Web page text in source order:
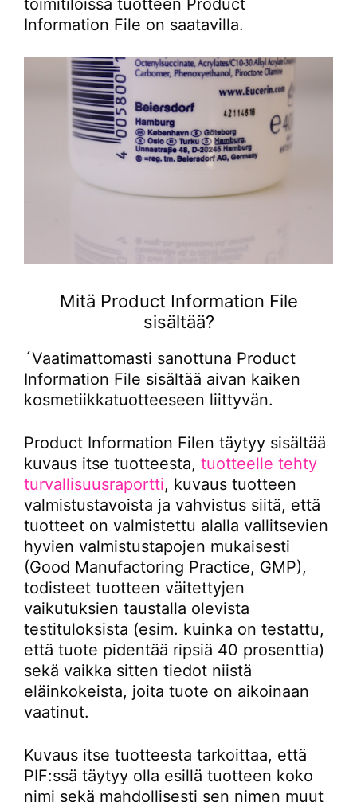
toimitiloissa tuotteen Product
Information File on saatavilla.
Mitä Product Information File
sisältää?
´Vaatimattomasti sanottuna Product
Information File sisältää aivan kaiken
kosmetiikkatuotteeseen liittyvän.
Product Information Filen täytyy sisältää
kuvaus itse tuotteesta, tuotteelle tehty
turvallisuusraportti, kuvaus tuotteen
valmistustavoista ja vahvistus siitä, että
tuotteet on valmistettu alalla vallitsevien
hyvien valmistustapojen mukaisesti
(Good Manufactoring Practice, GMP),
todisteet tuotteen väitettyjen
vaikutuksien taustalla olevista
testituloksista (esim. kuinka on testattu,
että tuote pidentää ripsiä 40 prosenttia)
sekä vaikka sitten tiedot niistä
eläinkokeista, joita tuote on aikoinaan
vaatinut.
Kuvaus itse tuotteesta tarkoittaa, että
PIF:ssä täytyy olla esillä tuotteen koko
nimi sekä mahdollisesti sen nimen muut